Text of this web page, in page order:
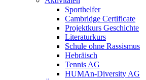
Sporthelfer
Cambridge Certificate
Projektkurs Geschichte
Literaturkurs
Schule ohne Rassismus
Hebräisch
Tennis AG
HUMAn-Diversity AG